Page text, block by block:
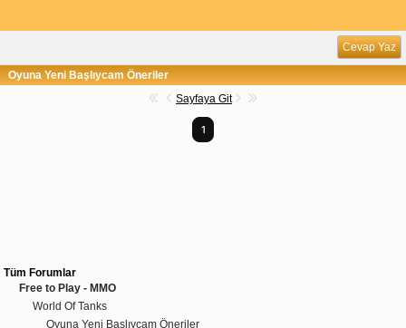
Cevap Yaz
Oyuna Yeni Başlıycam Öneriler
Sayfaya Git
1
Tüm Forumlar
Free to Play - MMO
World Of Tanks
Oyuna Yeni Başlıycam Öneriler